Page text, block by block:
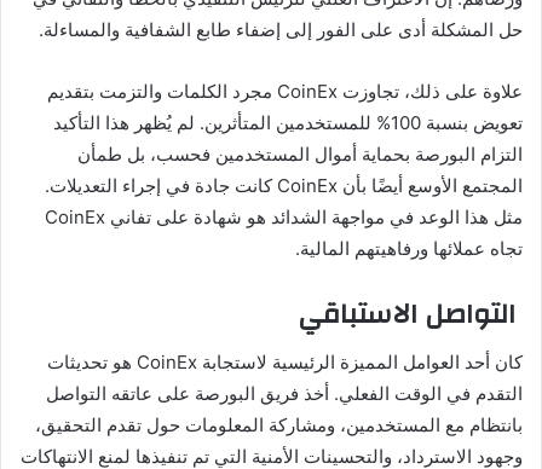
حل المشكلة أدى على الفور إلى إضفاء طابع الشفافية والمساءلة.
علاوة على ذلك، تجاوزت CoinEx مجرد الكلمات والتزمت بتقديم
تعويض بنسبة 100% للمستخدمين المتأثرين. لم يُظهر هذا التأكيد
التزام البورصة بحماية أموال المستخدمين فحسب، بل طمأن
المجتمع الأوسع أيضًا بأن CoinEx كانت جادة في إجراء التعديلات.
مثل هذا الوعد في مواجهة الشدائد هو شهادة على تفاني CoinEx
تجاه عملائها ورفاهيتهم المالية.
التواصل الاستباقي
كان أحد العوامل المميزة الرئيسية لاستجابة CoinEx هو تحديثات
التقدم في الوقت الفعلي. أخذ فريق البورصة على عاتقه التواصل
بانتظام مع المستخدمين، ومشاركة المعلومات حول تقدم التحقيق،
وجهود الاسترداد، والتحسينات الأمنية التي تم تنفيذها لمنع الانتهاكات